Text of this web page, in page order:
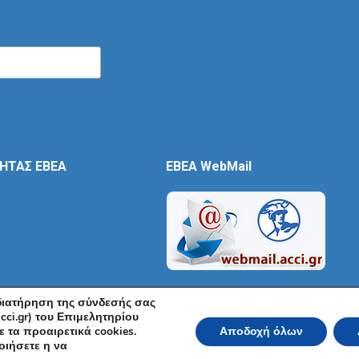
ΕΒΕΑ EBEA WebMail
και Βιομηχανικό Επιμελητήριο Αθηνών 2026 | Ακαδημίας 7, ΤΚ: 10671,
Όροι Χρήσης
Πολιτική Ασφάλειας|Πολιτική Απορρήτου |
της σύνδεσής σας
του Επιμελητηρίου
προαιρετικά cookies.
η να
Αποδοχή όλων